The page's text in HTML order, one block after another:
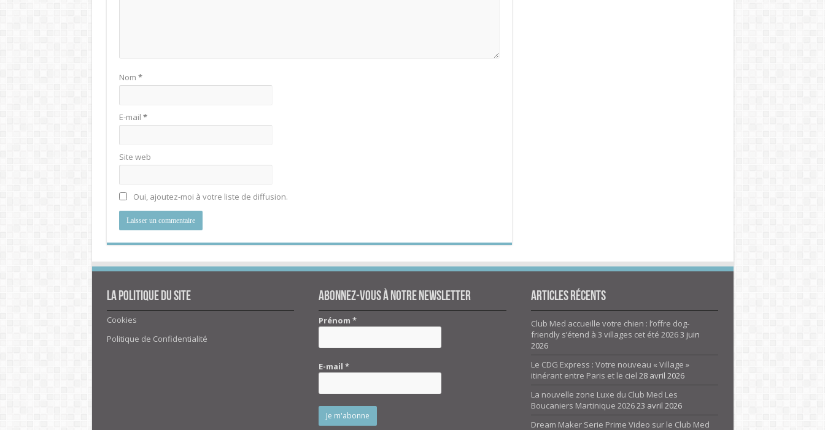
Nom *
E-mail *
Site web
Oui, ajoutez-moi à votre liste de diffusion.
La politique du site
Cookies
Politique de Confidentialité
Abonnez-vous à notre newsletter
Prénom*
E-mail*
Articles Récents
Club Med accueille votre chien : l’offre dog-
friendly s’étend à 3 villages cet été 20263 juin
2026
Le CDG Express : Votre nouveau « Village »
itinérant entre Paris et le ciel 28 avril 2026
La nouvelle zone Luxe du Club Med Les
Boucaniers Martinique 202623 avril 2026
Dream Maker Serie Prime Video sur le Club Med